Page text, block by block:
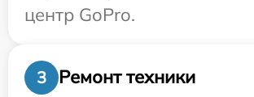
центр GoPro.
3
Ремонт техники